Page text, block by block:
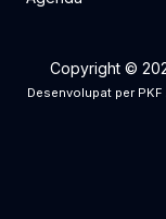
Copyright ©
Desenvolupat per